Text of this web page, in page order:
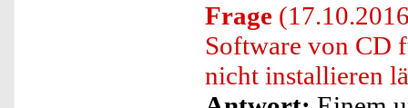
Frage
Software von CD
nicht installieren